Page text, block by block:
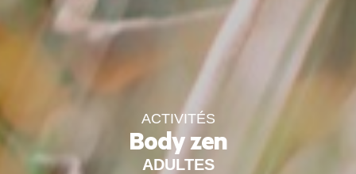
ACTIVITÉS
Body zen
ADULTES